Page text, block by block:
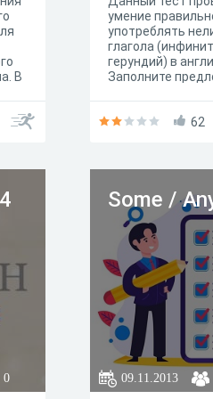
В
умение
употреблять
глагола
герундий) в
Заполните
62
0
Some /
09.11.2013